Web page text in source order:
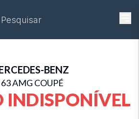
Pesquisar
BENZ
63 AMG COUPÉ
INDISPONÍVEL